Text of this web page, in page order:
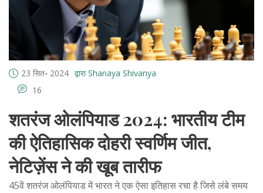
23 सित॰ 2024 द्वारा Shanaya Shivanya
16
शतरंज ओलंपियाड 2024: भारतीय टीम
की ऐतिहासिक दोहरी स्वर्णिम जीत,
नेटिज़ेंस ने की खूब तारीफ
45वें शतरंज ओलंपियाड में भारत ने एक ऐसा इतिहास रचा है जिसे लंबे समय